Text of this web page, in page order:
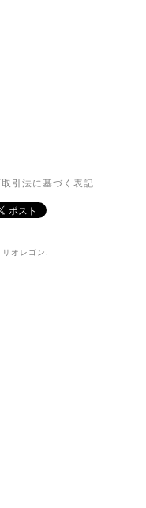
引法に基づく表記
オレゴン.